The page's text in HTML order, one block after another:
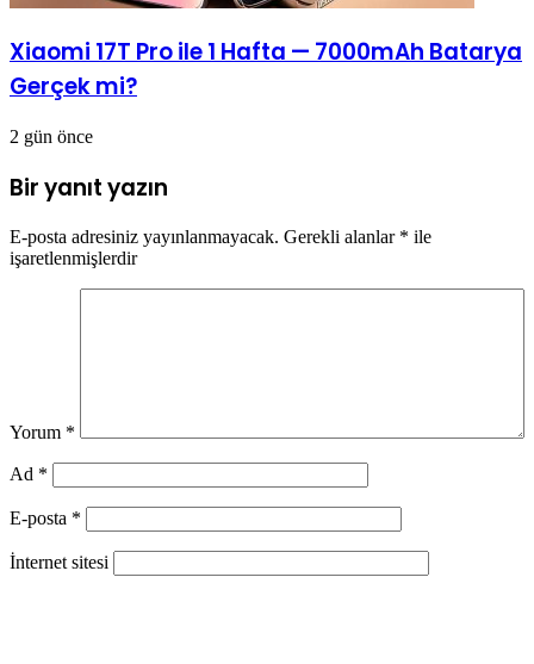
Xiaomi 17T Pro ile 1 Hafta — 7000mAh Batarya
Gerçek mi?
2 gün önce
Bir yanıt yazın
E-posta adresiniz yayınlanmayacak. Gerekli alanlar * ile
işaretlenmişlerdir
Yorum *
Ad *
E-posta *
İnternet sitesi